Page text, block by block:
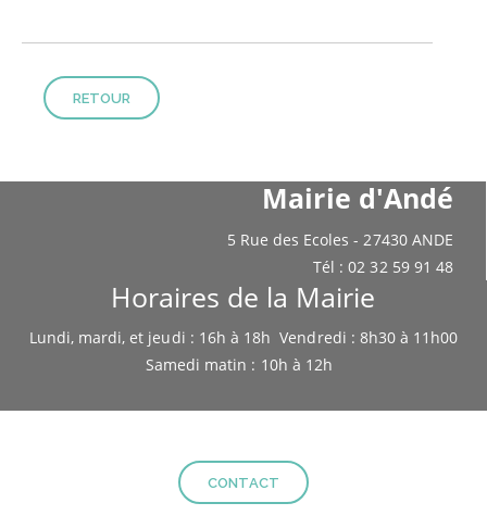
RETOUR
Mairie d'Andé
5 Rue des Ecoles - 27430 ANDE
Tél : 02 32 59 91 48
Horaires de la Mairie
Lundi, mardi, et jeudi : 16h à 18h Vendredi : 8h30 à 11h00
Samedi matin : 10h à 12h
CONTACT